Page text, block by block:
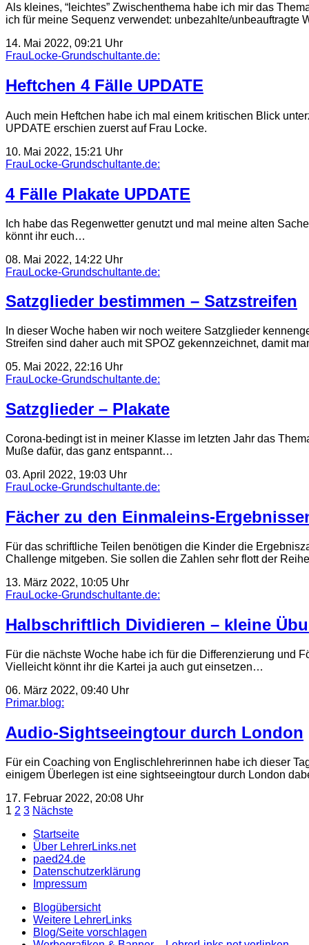
Als kleines, “leichtes” Zwischenthema habe ich mir das
ich für meine Sequenz verwendet: unbezahlte/unbeauftragte
14. Mai 2022, 09:21 Uhr
FrauLocke-Grundschultante.de:
Heftchen 4 Fälle UPDATE
Auch mein Heftchen habe ich mal einem kritischen Blick
UPDATE erschien zuerst auf Frau Locke.
10. Mai 2022, 15:21 Uhr
FrauLocke-Grundschultante.de:
4 Fälle Plakate UPDATE
Ich habe das Regenwetter genutzt und mal meine alten
könnt ihr euch…
08. Mai 2022, 14:22 Uhr
FrauLocke-Grundschultante.de:
Satzglieder bestimmen – Satzstreifen
In dieser Woche haben wir noch weitere Satzglieder
Streifen sind daher auch mit SPOZ gekennzeichnet, damit
05. Mai 2022, 22:16 Uhr
FrauLocke-Grundschultante.de:
Satzglieder – Plakate
Corona-bedingt ist in meiner Klasse im letzten Jahr das
Muße dafür, das ganz entspannt…
03. April 2022, 19:03 Uhr
FrauLocke-Grundschultante.de:
Fächer zu den Einmaleins-
Für das schriftliche Teilen benötigen die Kinder die
Challenge mitgeben. Sie sollen die Zahlen sehr flott der
13. März 2022, 10:05 Uhr
FrauLocke-Grundschultante.de:
Halbschriftlich Dividieren – kleine
Für die nächste Woche habe ich für die Differenzierung und
Vielleicht könnt ihr die Kartei ja auch gut einsetzen…
06. März 2022, 09:40 Uhr
Primar.blog:
Audio-Sightseeingtour durch London
Für ein Coaching von Englischlehrerinnen habe ich dieser
einigem Überlegen ist eine sightseeingtour durch London
17. Februar 2022, 20:08 Uhr
Seitennummerierung
der
Beiträge
1 2 3 Nächste
Startseite
Über LehrerLinks.net
paed24.de
Datenschutzerklärung
Impressum
Blogübersicht
Weitere LehrerLinks
Blog/Seite vorschlagen